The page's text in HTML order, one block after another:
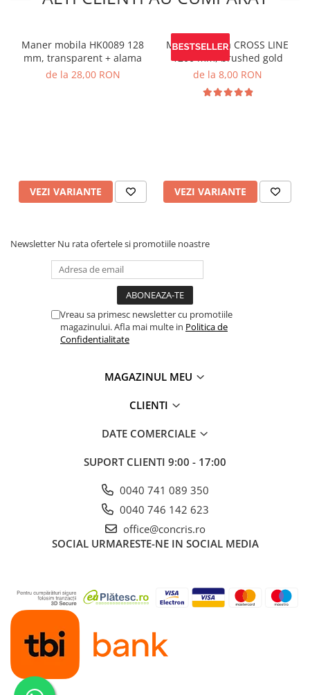
Maner mobila HK0089 128
mm, transparent + alama
de la 28,00 RON
VEZI VARIANTE
Maner mobila CROSS LINE
1200 mm, brushed gold
de la 8,00 RON
VEZI VARIANTE
Newsletter Nu rata ofertele si promotiile noastre
Vreau sa primesc newsletter cu promotiile
magazinului. Afla mai multe in Politica de
Confidentialitate
MAGAZINUL MEU
CLIENTI
DATE COMERCIALE
SUPORT CLIENTI 9:00 - 17:00
0040 741 089 350
0040 746 142 623
office@concris.ro
SOCIAL URMARESTE-NE IN SOCIAL MEDIA